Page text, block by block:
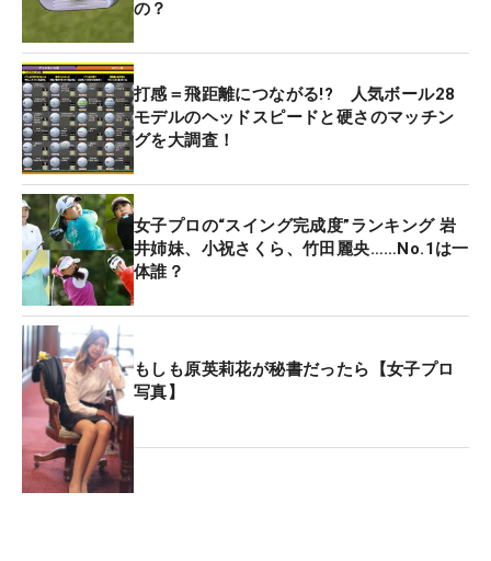
の？
打感＝飛距離につながる!? 人気ボール28
モデルのヘッドスピードと硬さのマッチン
グを大調査！
女子プロの“スイング完成度”ランキング 岩
井姉妹、小祝さくら、竹田麗央……No.1は一
体誰？
もしも原英莉花が秘書だったら【女子プロ
写真】